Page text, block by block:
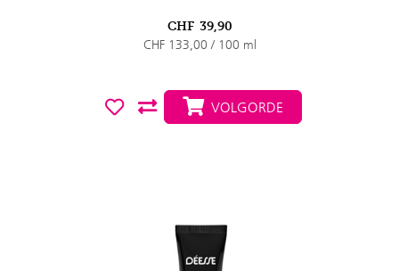
CHF 39,90
CHF 133,00 / 100 ml
VOLGORDE